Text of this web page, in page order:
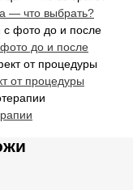
— что выбрать?
до и после
от процедуры